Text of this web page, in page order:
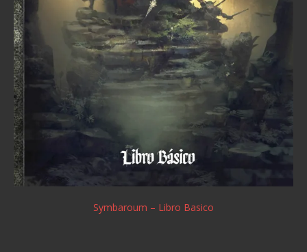
Symbaroum – Libro Basico